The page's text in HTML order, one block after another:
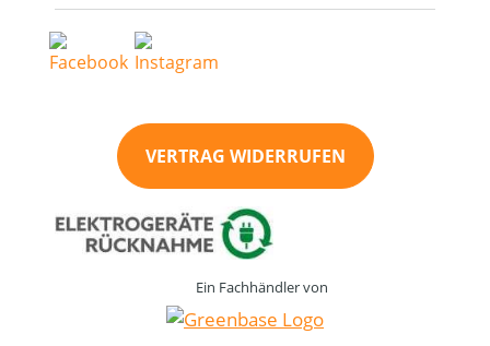
VERTRAG WIDERRUFEN
Ein Fachhändler von